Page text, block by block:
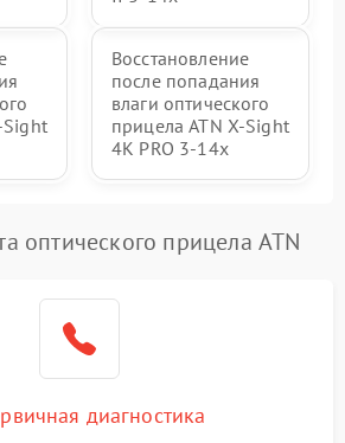
Sight
Восстановление
после попадания
влаги оптического
прицела ATN X-Sight
4K PRO 3-14x
оптического прицела ATN
диагностика